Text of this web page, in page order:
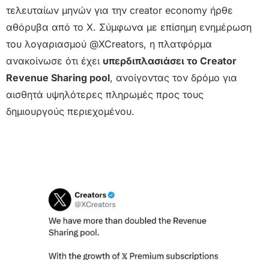
τελευταίων μηνών για την creator economy ήρθε
αθόρυβα από το X. Σύμφωνα με επίσημη ενημέρωση
του λογαριασμού @XCreators, η πλατφόρμα
ανακοίνωσε ότι έχει υπερδιπλασιάσει το Creator
Revenue Sharing pool, ανοίγοντας τον δρόμο για
αισθητά υψηλότερες πληρωμές προς τους
δημιουργούς περιεχομένου.